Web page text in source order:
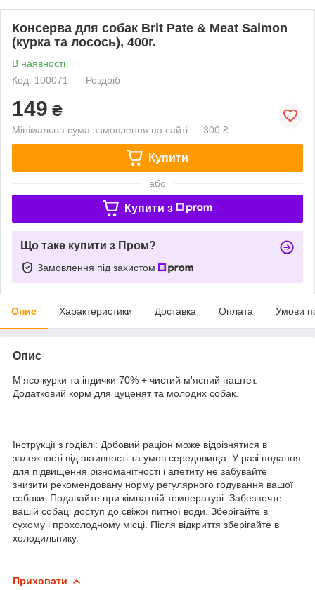
Консерва для собак Brit Pate & Meat Salmon
(курка та лосось), 400г.
В наявності
Код: 100071
Роздріб
149 ₴
Мінімальна сума замовлення на сайті — 300 ₴
Купити
або
Купити з
Що таке купити з Пром?
Замовлення під захистом
Опис Характеристики Доставка Оплата Умови
Опис
М'ясо курки та індички 70% + чистий м'ясний паштет.
Додатковий корм для цуценят та молодих собак.
Інструкції з годівлі: Добовий раціон може відрізнятися в
залежності від активності та умов середовища. У разі подання
для підвищення різноманітності і апетиту не забувайте
знизити рекомендовану норму регулярного годування вашої
собаки. Подавайте при кімнатній температурі. Забезпечте
вашій собаці доступ до свіжої питної води. Зберігайте в
сухому і прохолодному місці. Після відкриття зберігайте в
холодильнику.
Приховати